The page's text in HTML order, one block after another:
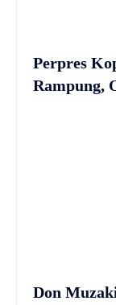
Perpres
Rampung,
Don